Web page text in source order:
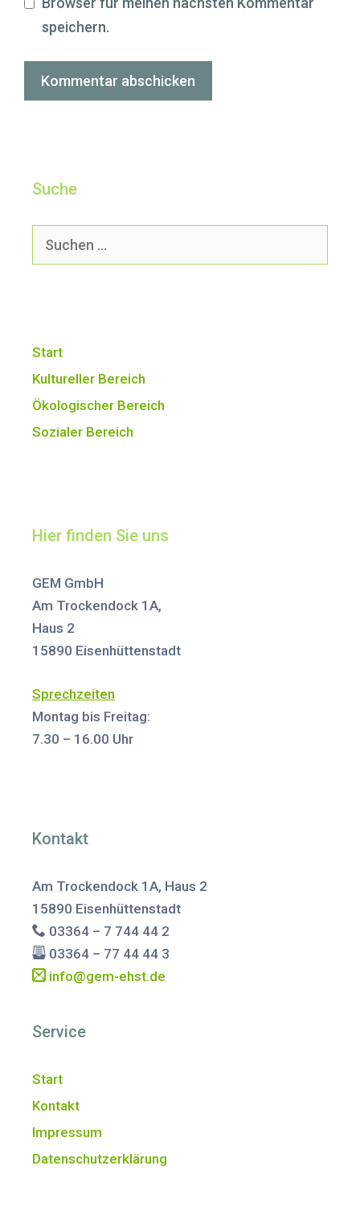
speichern.
Suche
Suchen
Start
Kultureller Bereich
Ökologischer Bereich
Sozialer Bereich
Hier finden Sie uns
GEM GmbH
Am Trockendock 1A,
Haus 2
15890 Eisenhüttenstadt
Sprechzeiten
Montag bis Freitag:
7.30 – 16.00 Uhr
Kontakt
Am Trockendock 1A, Haus 2
15890 Eisenhüttenstadt
03364 – 7 744 44 2
03364 – 77 44 44 3
info@gem-ehst.de
Service
Start
Kontakt
Impressum
Datenschutzerklärung